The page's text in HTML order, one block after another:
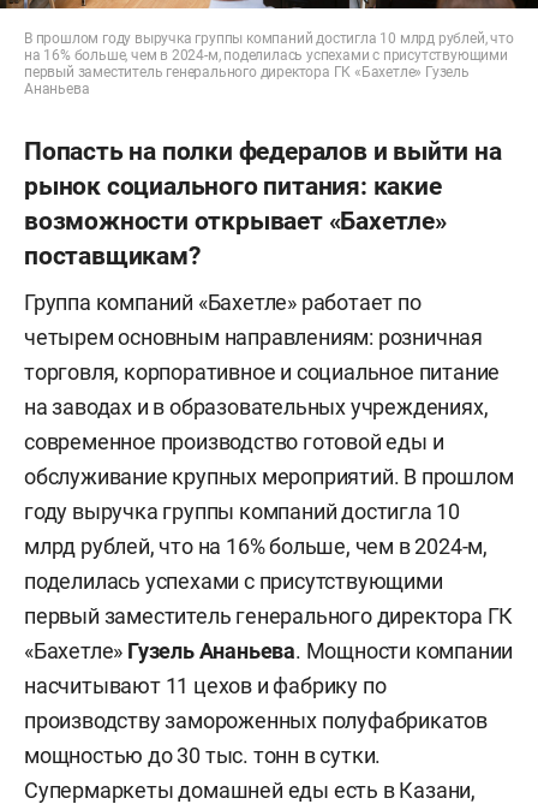
В прошлом году выручка группы компаний достигла 10 млрд рублей, что
на 16% больше, чем в 2024-м, поделилась успехами с присутствующими
первый заместитель генерального директора ГК «Бахетле» Гузель
Ананьева
Попасть на полки федералов и выйти на
рынок социального питания: какие
возможности открывает «Бахетле»
поставщикам?
Группа компаний «Бахетле» работает по
четырем основным направлениям: розничная
торговля, корпоративное и социальное питание
на заводах и в образовательных учреждениях,
современное производство готовой еды и
обслуживание крупных мероприятий. В прошлом
году выручка группы компаний достигла 10
млрд рублей, что на 16% больше, чем в 2024-м,
поделилась успехами с присутствующими
первый заместитель генерального директора ГК
«Бахетле» Гузель Ананьева. Мощности компании
насчитывают 11 цехов и фабрику по
производству замороженных полуфабрикатов
мощностью до 30 тыс. тонн в сутки.
Супермаркеты домашней еды есть в Казани,